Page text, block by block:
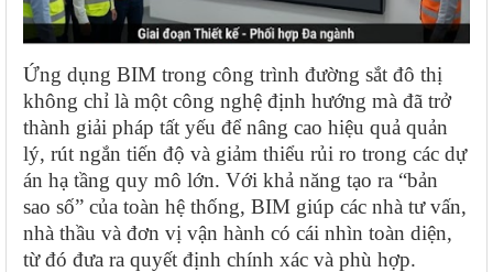
Ứng dụng BIM trong công trình đường sắt đô thị
không chỉ là một công nghệ định hướng mà đã trở
thành giải pháp tất yếu để nâng cao hiệu quả quản
lý, rút ​​ngắn tiến độ và giảm thiểu rủi ro trong các dự
án hạ tầng quy mô lớn. Với khả năng tạo ra “bản
sao số” của toàn hệ thống, BIM giúp các nhà tư vấn,
nhà thầu và đơn vị vận hành có cái nhìn toàn diện,
từ đó đưa ra quyết định chính xác và phù hợp.